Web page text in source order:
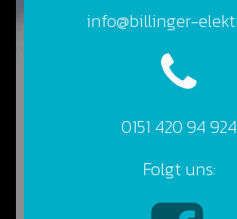
info@billinger-
0151 420 94 924
Folgt uns: